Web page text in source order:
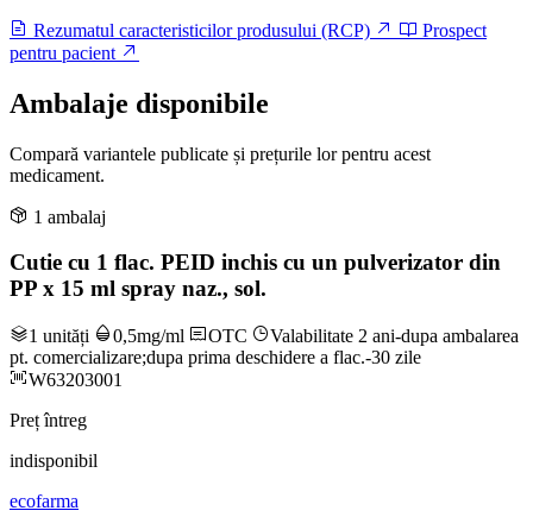
Rezumatul caracteristicilor produsului (RCP)
Prospect
pentru pacient
Ambalaje disponibile
Compară variantele publicate și prețurile lor pentru acest
medicament.
1 ambalaj
Cutie cu 1 flac. PEID inchis cu un pulverizator din
PP x 15 ml spray naz., sol.
1 unități 0,5mg/ml OTC
Valabilitate 2 ani-dupa ambalarea
pt. comercializare;dupa prima deschidere a flac.-30 zile
W63203001
Preț întreg
indisponibil
ecofarma